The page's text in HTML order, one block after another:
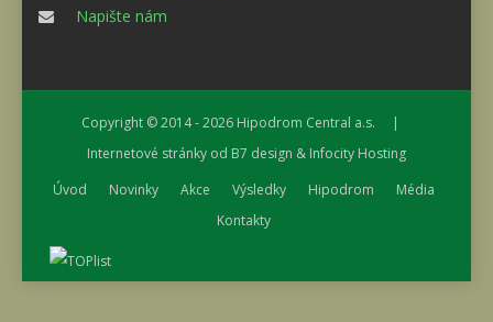
Napište nám
Copyright © 2014 - 2026 Hipodrom Central a.s. |
Internetové stránky od B7 design & Infocity Hosting
Úvod
Novinky Akce Výsledky Hipodrom
Média
Kontakty